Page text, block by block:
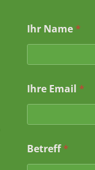
Ihr Name *
Ihre Email *
m
a
Betreff*